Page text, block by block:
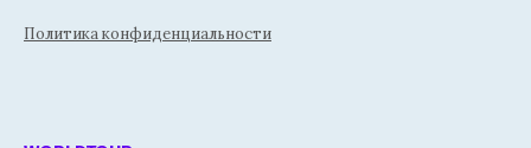
Политика конфиденциальности